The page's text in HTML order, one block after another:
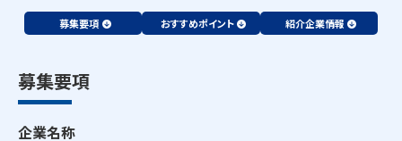
募集要項 おすすめポイント 紹介企業情報
募集要項
企業名称